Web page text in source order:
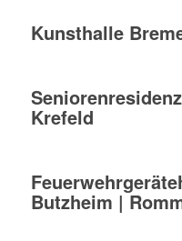
Kunsthalle
Krefeld
Butzheim |